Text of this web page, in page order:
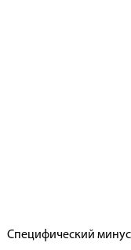
Специфический минус